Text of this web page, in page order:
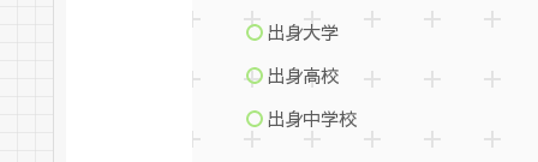
出身大学
出身高校
出身中学校